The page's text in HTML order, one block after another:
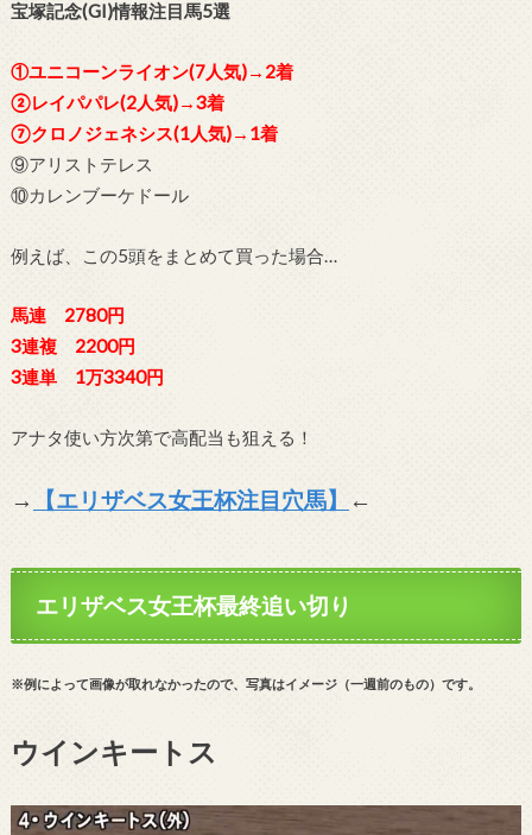
宝塚記念(GI)情報注目馬5選
①ユニコーンライオン(7人気)→2着
②レイパパレ(2人気)→3着
⑦クロノジェネシス(1人気)→1着
⑨アリストテレス
⑩カレンブーケドール
例えば、この5頭をまとめて買った場合…
馬連 2780円
3連複 2200円
3連単 1万3340円
アナタ使い方次第で高配当も狙える！
→ 【エリザベス女王杯注目穴馬】 ←
エリザベス女王杯最終追い切り
※例によって画像が取れなかったので、写真はイメージ（一週前のもの）です。
ウインキートス